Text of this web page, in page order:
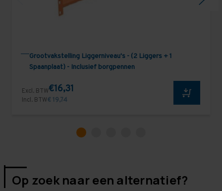
Grootvakstelling Liggerniveau's - (2 Liggers + 1
Spaanplaat) - Inclusief borgpennen
Excl. BTW€16,31
Incl. BTW€ 19,74
Op zoek naar een alternatief?